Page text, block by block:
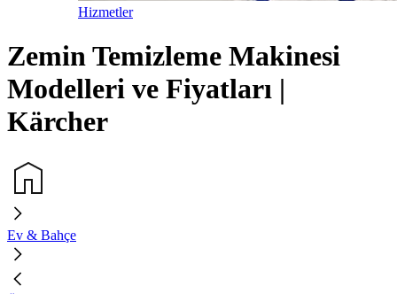
Hizmetler
Zemin Temizleme Makinesi
Modelleri ve Fiyatları |
Kärcher
Ev & Bahçe